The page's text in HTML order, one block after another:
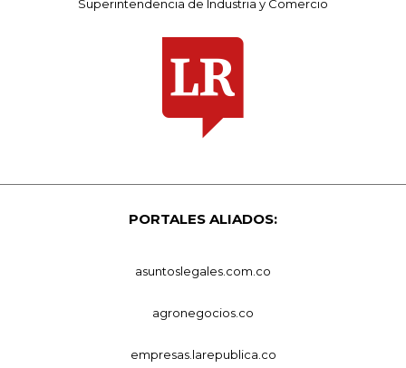
Superintendencia de Industria y Comercio
PORTALES ALIADOS:
asuntoslegales.com.co
agronegocios.co
empresas.larepublica.co